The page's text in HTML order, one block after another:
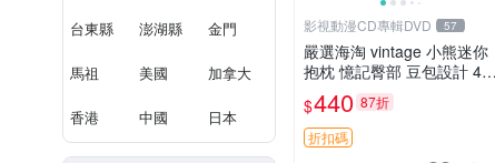
台東縣 澎湖縣 金門
馬祖 美國 加拿大
香港 中國 日本
影視動漫CD專輯DVD 57
嚴選海淘 vintage 小熊迷你
抱枕 憶記臀部 豆包設計 4c
m 高 推薦收藏 迷你豆包小
熊、高臀部、豆袋抱枕
$440 87折
折扣碼